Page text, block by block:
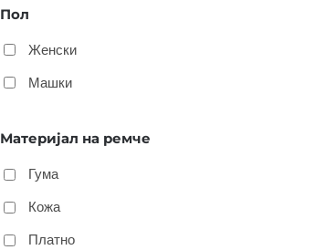
Пол
Женски
Машки
Материјал на ремче
Гума
Кожа
Платно